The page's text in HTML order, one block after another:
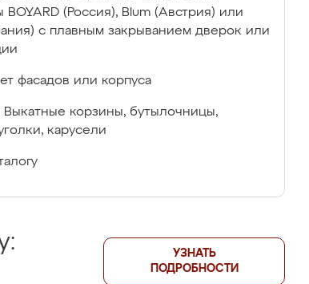
BOYARD (Россия), Blum (Австрия) или
с плавным закрыванием дверок или
фасадов или корпуса
Выкатные корзины, бутылочницы,
карусели
УЗНАТЬ
ПОДРОБНОСТИ